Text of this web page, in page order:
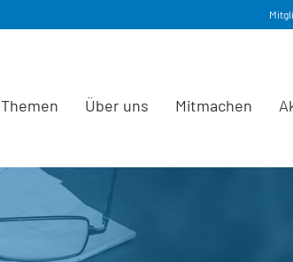
Themen Über uns Mitmachen